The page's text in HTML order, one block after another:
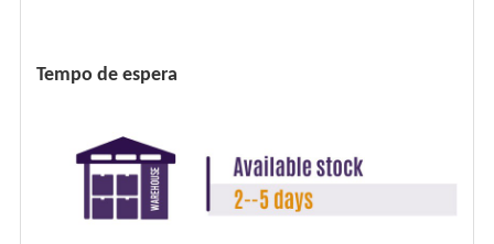
Tempo de espera